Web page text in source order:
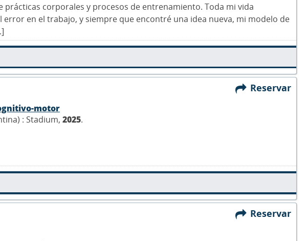
prácticas corporales y procesos de entrenamiento. Toda mi vida
en el trabajo, y siempre que encontré una idea nueva, mi modelo de
Reservar
motor
: Stadium, 2025.
Reservar